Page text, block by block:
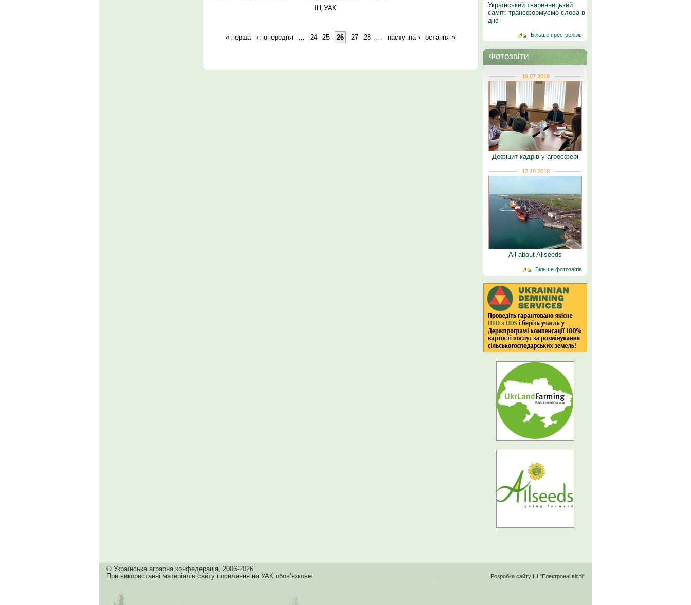
ІЦ УАК
« перша ‹ попередня 24 25 26 27 28 наступна › остання »
Український тваринницький
саміт: трансформуємо слова в
дію
Більше прес-релізів
Фотозвіти
19.07.2019
Дефіцит кадрів у агросфері
12.10.2018
All about Allseeds
Більше фотозвітів
Розробка сайту ІЦ "Електронні вісті"
© Українська аграрна конфедерація, 2006-2026.
При використанні матеріалів сайту посилання на УАК обов'язкове.